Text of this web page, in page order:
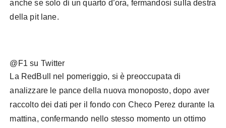
anche se solo di un quarto d’ora, fermandosi sulla destra
della pit lane.
@F1 su Twitter
La RedBull nel pomeriggio, si è preoccupata di
analizzare le pance della nuova monoposto, dopo aver
raccolto dei dati per il fondo con Checo Perez durante la
mattina, confermando nello stesso momento un ottimo